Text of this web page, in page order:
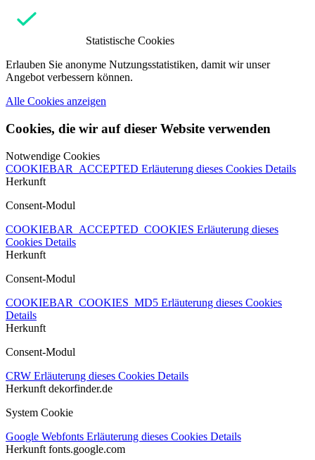
Statistische Cookies
Erlauben Sie anonyme Nutzungsstatistiken, damit wir unser
Angebot verbessern können.
Alle Cookies anzeigen
Cookies, die wir auf dieser Website verwenden
Notwendige Cookies
COOKIEBAR_ACCEPTED Erläuterung dieses Cookies Details
Herkunft
Consent-Modul
COOKIEBAR_ACCEPTED_COOKIES Erläuterung dieses
Cookies Details
Herkunft
Consent-Modul
COOKIEBAR_COOKIES_MD5 Erläuterung dieses Cookies
Details
Herkunft
Consent-Modul
CRW Erläuterung dieses Cookies Details
Herkunft dekorfinder.de
System Cookie
Google Webfonts Erläuterung dieses Cookies Details
Herkunft fonts.google.com